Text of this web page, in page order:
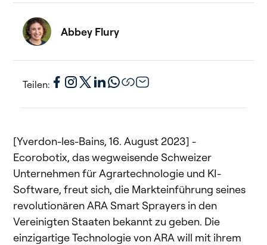
Abbey Flury
Teilen:
[Yverdon-les-Bains, 16. August 2023] -
Ecorobotix, das wegweisende Schweizer
Unternehmen für Agrartechnologie und KI-
Software, freut sich, die Markteinführung seines
revolutionären ARA Smart Sprayers in den
Vereinigten Staaten bekannt zu geben. Die
einzigartige Technologie von ARA will mit ihrem